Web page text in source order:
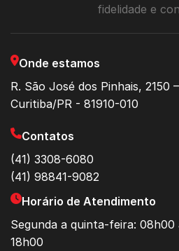
fidelidade e
Onde estamos
R. São José dos Pinhais, 2150
Curitiba/PR - 81910-010
Contatos
(41) 3308-6080
(41) 98841-9082
Horário de Atendimento
Segunda a quinta-feira: 08h00
18h00